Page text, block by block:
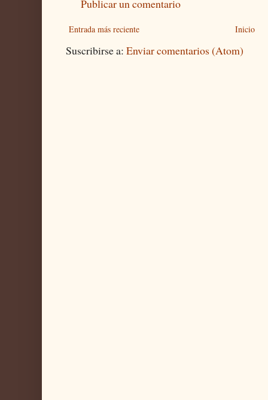
Publicar un comentario
Entrada más reciente Inicio
Suscribirse a: Enviar comentarios (Atom)